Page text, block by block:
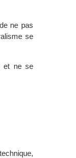
ne pas
se
et ne se